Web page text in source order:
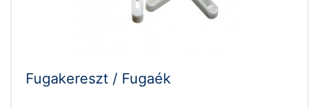
Fugakereszt / Fugaék